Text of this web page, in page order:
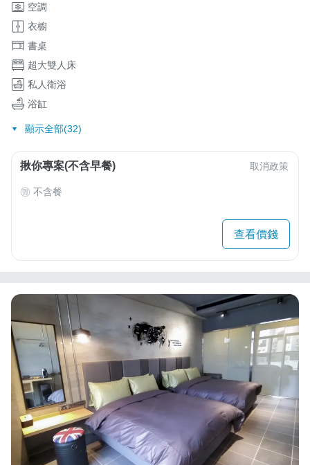
空調
衣櫥
書桌
超大雙人床
私人衛浴
浴缸
顯示全部(32)
揪你專案(不含早餐) 取消政策
不含餐
查看價錢